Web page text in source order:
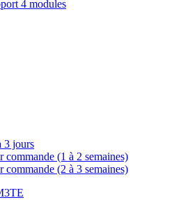
3 jours
commande (1 à 2 semaines)
commande (2 à 3 semaines)